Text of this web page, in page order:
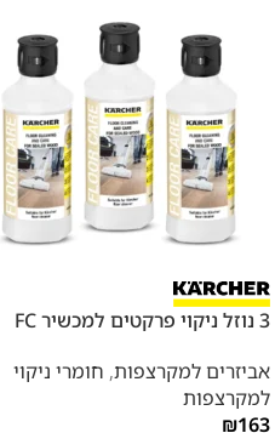
3 נוזל ניקוי פרקטים למכשיר FC
אביזרים למקרצפות, חומרי ניקוי
למקרצפות
₪163